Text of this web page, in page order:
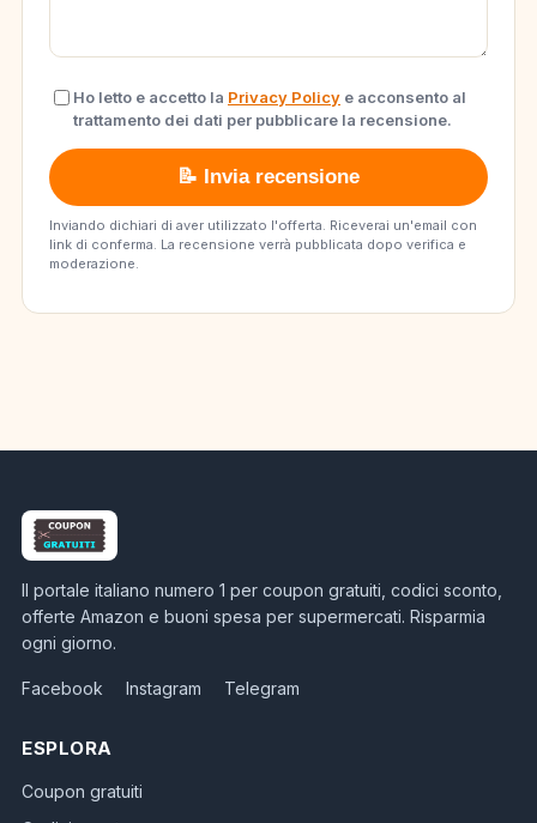
Ho letto e accetto la Privacy Policy e acconsento al
trattamento dei dati per pubblicare la recensione.
📝 Invia recensione
Inviando dichiari di aver utilizzato l'offerta. Riceverai un'email con
link di conferma. La recensione verrà pubblicata dopo verifica e
moderazione.
Il portale italiano numero 1 per coupon gratuiti, codici sconto,
offerte Amazon e buoni spesa per supermercati. Risparmia
ogni giorno.
Facebook Instagram Telegram
ESPLORA
Coupon gratuiti